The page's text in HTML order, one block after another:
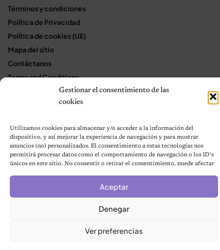
Gestionar el consentimiento de las
cookies
Utilizamos cookies para almacenar y/o acceder a la información del
dispositivo, y así mejorar la experiencia de navegación y para mostrar
anuncios (no) personalizados. El consentimiento a estas tecnologías nos
permitirá procesar datos como el comportamiento de navegación o los ID's
únicos en este sitio. No consentir o retirar el consentimiento, puede afectar
Aceptar
Denegar
Ver preferencias
Términos y condiciones
Política de Privacidad
Política de cookies (UE)
Mapa del sitio
Contáctanos
Terms and Conditions
Política de privacidad